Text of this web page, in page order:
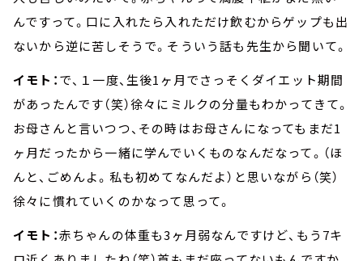
んですって。口に入れたら入れただけ飲むからゲップも出
ないから逆に苦しそうで。そういう話も先生から聞いて。
イモト：で、１一度、生後1ヶ月でさっそくダイエット期間
があったんです（笑）徐々にミルクの分量もわかってきて。
お母さんと言いつつ、その時はお母さんになってもまだ1
ヶ月だったから一緒に学んでいくものなんだなって。（ほ
んと、ごめんよ。私も初めてなんだよ）と思いながら（笑）
徐々に慣れていくのかなって思って。
イモト：赤ちゃんの体重も3ヶ月弱なんですけど、もう7キ